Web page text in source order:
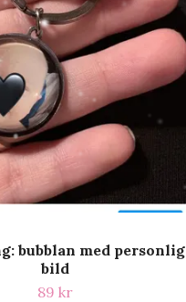
bubblan med personlig
bild
89 kr